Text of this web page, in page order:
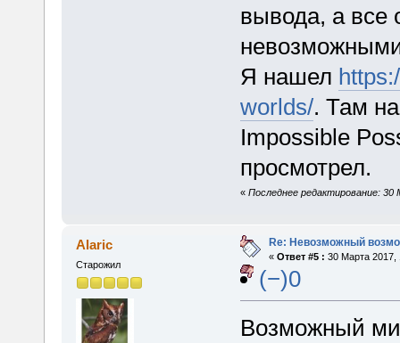
вывода, а все
Я нашел
worlds/. Там
Impossible
просмотрел.
« Последнее редактирование:
Alaric
Старожил
Re: Невозможный
« Ответ #5 : 30 Марта 2017,
(−)0
Возможный